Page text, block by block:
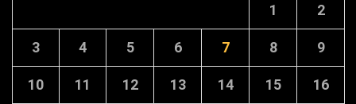
1 2
3 4 5 6 7 8 9
10 11 12 13 14 15 16